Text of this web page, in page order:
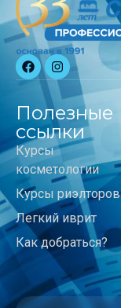
Полезные
ссылки
Курсы
косметологии
Курсы риэлторов
Легкий иврит
Как добраться?